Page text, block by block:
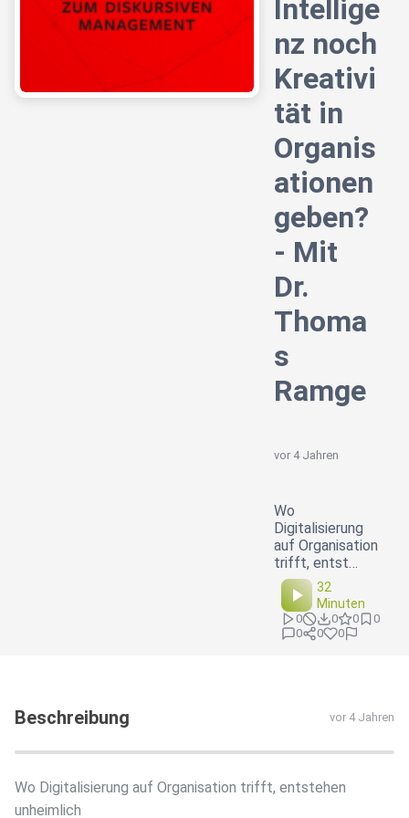
Intellige
nz noch
Kreativi
tät in
Organis
ationen
geben?
- Mit
Dr.
Thoma
s
Ramge
vor 4 Jahren
Wo
Digitalisierung
auf Organisation
trifft, entst…
32
Minuten
0 0 0
0
0
0 0
Beschreibung vor 4 Jahren
Wo Digitalisierung auf Organisation trifft, entstehen
unheimlich